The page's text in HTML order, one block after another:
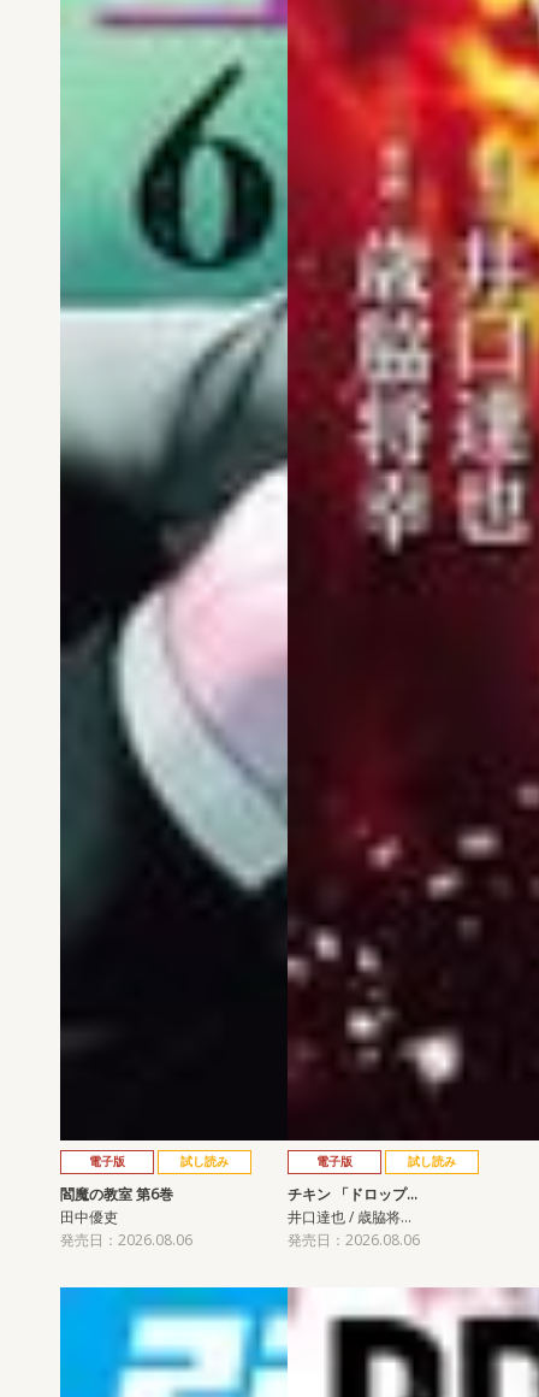
電子版 試し読み
閻魔の教室 第6巻
田中優吏
発売日：2026.08.06
電子版 試し読み
チキン 「ドロップ…
井口達也 / 歳脇将…
発売日：2026.08.06